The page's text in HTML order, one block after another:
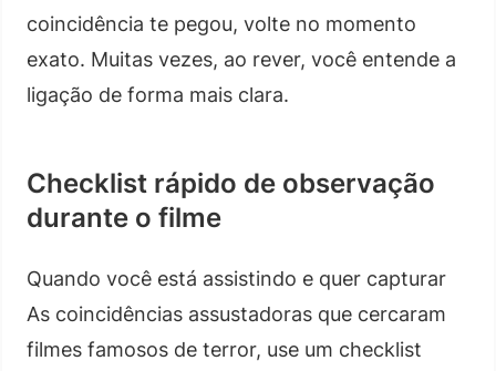
coincidência te pegou, volte no momento
exato. Muitas vezes, ao rever, você entende a
ligação de forma mais clara.
Checklist rápido de observação
durante o filme
Quando você está assistindo e quer capturar
As coincidências assustadoras que cercaram
filmes famosos de terror, use um checklist